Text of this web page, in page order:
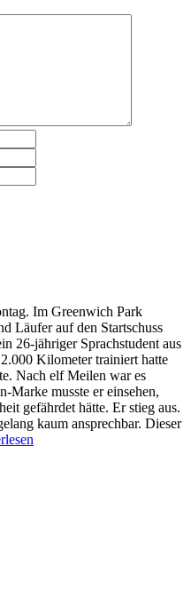
Im Greenwich Park
Läufer auf den Startschuss
26-jähriger Sprachstudent aus
Kilometer trainiert hatte
Nach elf Meilen war es
Marke musste er einsehen,
gefährdet hätte. Er stieg aus.
kaum ansprechbar. Dieser